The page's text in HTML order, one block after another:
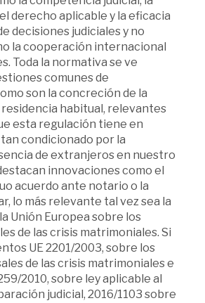
derecho aplicable y la eficacia
decisiones judiciales y no
la cooperación internacional
Toda la normativa se ve
comunes de
son la concreción de la
residencia habitual, relevantes
esta regulación tiene en
condicionado por la
de extranjeros en nuestro
innovaciones como el
acuerdo ante notario o la
lo más relevante tal vez sea la
Unión Europea sobre los
de las crisis matrimoniales. Si
UE 2201/2003, sobre los
de las crisis matrimoniales e
2010, sobre ley aplicable al
judicial, 2016/1103 sobre